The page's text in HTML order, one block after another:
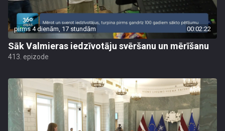
pirms 4 dienām, 17 stundām 00:02:22
Sāk Valmieras iedzīvotāju svēršanu un mērīšanu
413. epizode